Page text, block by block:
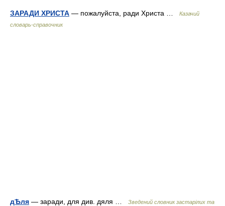
ЗАРАДИ ХРИСТА — пожалуйста, ради Христа …
Казачий
словарь-справочник
дѢля — заради, для див. дяля …
Зведений словник застарілих та